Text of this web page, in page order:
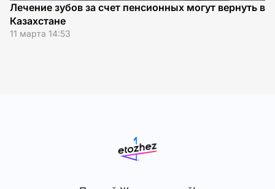
Лечение зубов за счет пенсионных могут вернуть в
Казахстане
11 марта 14:53